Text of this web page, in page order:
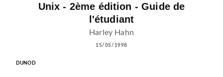
Unix - 2ème édition - Guide de
l'étudiant
Harley Hahn
15/05/1998
DUNOD